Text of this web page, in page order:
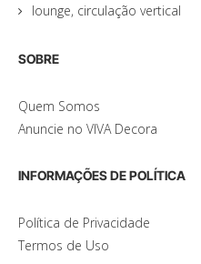
lounge, circulação vertical
SOBRE
Quem Somos
Anuncie no VIVA Decora
INFORMAÇÕES DE POLÍTICA
Política de Privacidade
Termos de Uso